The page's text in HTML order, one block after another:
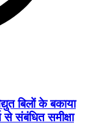
बिलों के बकाया
से संबंधित समीक्षा